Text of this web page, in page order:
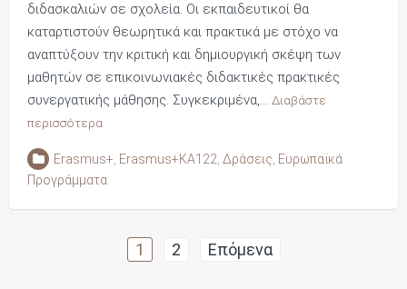
διδασκαλιών σε σχολεία. Οι εκπαιδευτικοί θα
καταρτιστούν θεωρητικά και πρακτικά με στόχο να
αναπτύξουν την κριτική και δημιουργική σκέψη των
μαθητών σε επικοινωνιακές διδακτικές πρακτικές
συνεργατικής μάθησης. Συγκεκριμένα,… Διαβάστε
περισσότερα
Erasmus+ Erasmus+KA122 Δράσεις Ευρωπαϊκά
Προγράμματα
1 2 Επόμενα